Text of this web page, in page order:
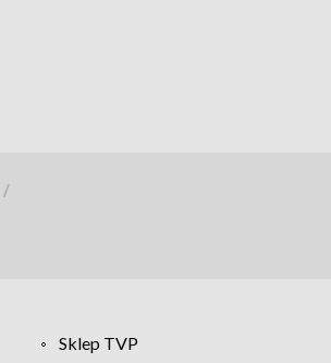
/
Sklep TVP